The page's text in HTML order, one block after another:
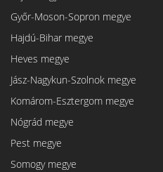
Győr-Moson-Sopron megye
Hajdú-Bihar megye
Heves megye
Jász-Nagykun-Szolnok megye
Komárom-Esztergom megye
Nógrád megye
Pest megye
Somogy megye